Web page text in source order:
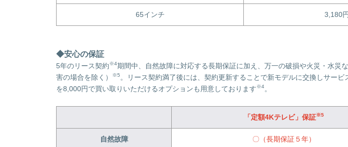
65インチ 3,180円
◆安心の保証
5年のリース契約※4期間中、自然故障に対応する長期保証に加え、万一の破損や火災・水災
害の場合を除く）
※5 。リース契約満了後には、契約更新することで新モデルに交換しサー
を8,000円で買い取りいただけるオプションも用意しております※4。
「定額4Kテレビ」保証※5
自然故障 〇（長期保証５年）